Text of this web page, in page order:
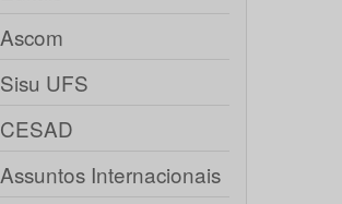
Ascom
Sisu UFS
CESAD
Assuntos Internacionais